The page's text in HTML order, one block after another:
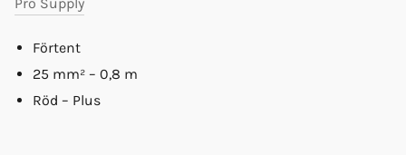
Pro Supply
Förtent
25 mm² – 0,8 m
Röd – Plus